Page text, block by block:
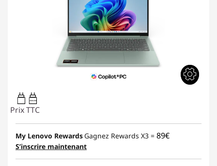
45W-65W
Prix TTC
My Lenovo Rewards Gagnez Rewards X3 = 89€
S’inscrire maintenant